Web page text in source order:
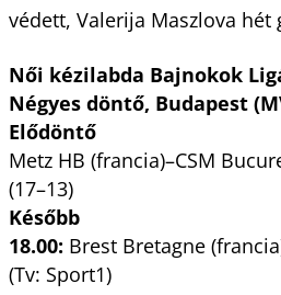
védett, Valerija Maszlova hét
Női kézilabda Bajnokok
Négyes döntő, Budapest
Elődöntő
Metz HB (francia)–CSM
(17–13)
Később
18.00: Brest Bretagne
(Tv: Sport1)